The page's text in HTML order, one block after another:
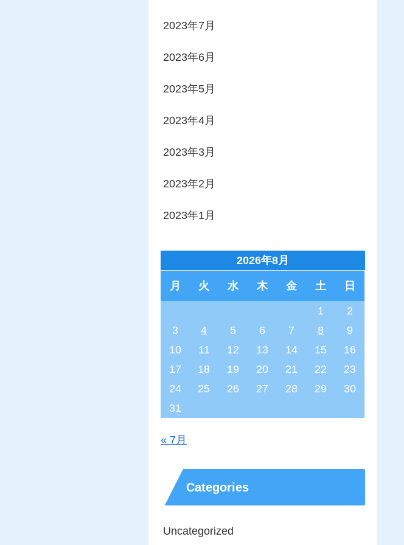
2023年7月
2023年6月
2023年5月
2023年4月
2023年3月
2023年2月
2023年1月
2026年8月
月 火 水 木 金 土 日
1
2
3
4 5 6 7 8
9
10
11 12 13 14 15
16
17
18 19 20 21 22
23
24
25 26 27 28 29
30
31
« 7月
Categories
Uncategorized